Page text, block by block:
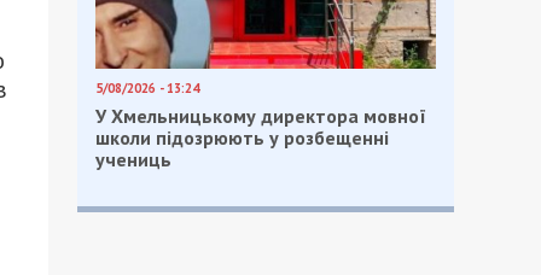
5/08/2026 - 13:24
У Хмельницькому директора мовної
школи підозрюють у розбещенні
учениць